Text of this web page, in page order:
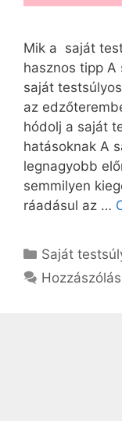
Mik a saját
hasznos tipp A
saját
az
hódolj a saját
hatásoknak A
legnagyobb
semmilyen
ráadásul az …
Kategória
Saját
Hozzászólás